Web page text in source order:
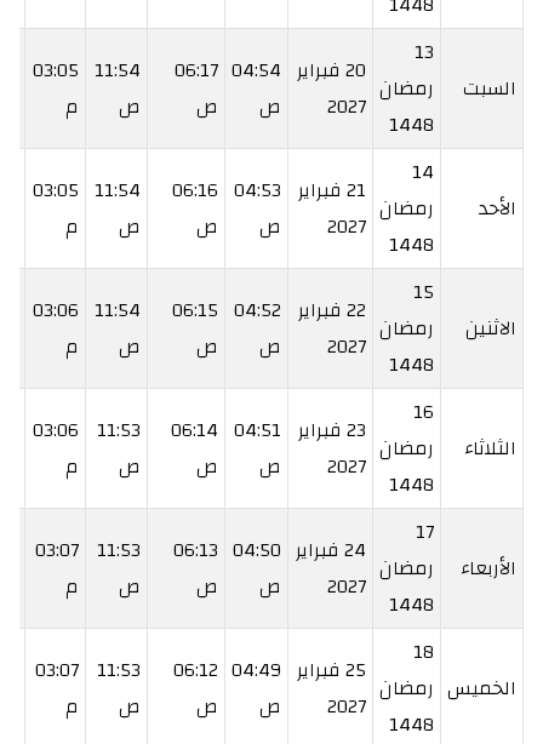
السبت
13
رمضان
1448
20 فبراير
2027
04:54
ص
06:17
ص
11:54
ص
03:05
م
الأحد
14
رمضان
1448
21 فبراير
2027
04:53
ص
06:16
ص
11:54
ص
03:05
م
الاثنين
15
رمضان
1448
22 فبراير
2027
04:52
ص
06:15
ص
11:54
ص
03:06
م
الثلاثاء
16
رمضان
1448
23 فبراير
2027
04:51
ص
06:14
ص
11:53
ص
03:06
م
الأربعاء
17
رمضان
1448
24 فبراير
2027
04:50
ص
06:13
ص
11:53
ص
03:07
م
الخميس
18
رمضان
1448
25 فبراير
2027
04:49
ص
06:12
ص
11:53
ص
03:07
م